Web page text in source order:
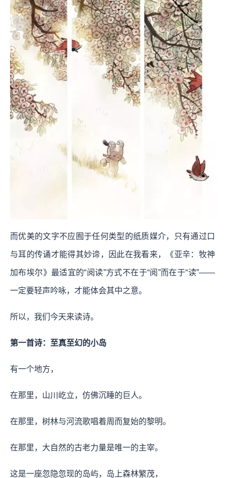
而优美的文字不应囿于任何类型的纸质媒介，只有通过口
与耳的传诵才能得其妙谛，因此在我看来，《亚辛：牧神
加布埃尔》最适宜的“阅读”方式不在于“阅”而在于“读”——
一定要轻声吟咏，才能体会其中之意。
所以，我们今天来读诗。
第一首诗：至真至幻的小岛
有一个地方，
在那里，山川屹立，仿佛沉睡的巨人。
在那里，树林与河流歌唱着周而复始的黎明。
在那里，大自然的古老力量是唯一的主宰。
这是一座忽隐忽现的岛屿，岛上森林繁茂，